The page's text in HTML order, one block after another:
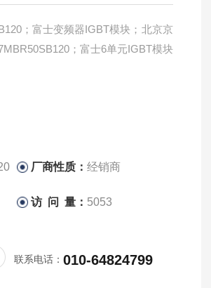
；富士变频器IGBT模块；北京京
；富士6单元IGBT模块
厂商性质：经销商
访 问 量： 5053
联系电话：010-64824799